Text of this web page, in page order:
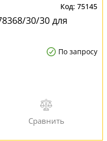
75145
30/30 для
По запросу